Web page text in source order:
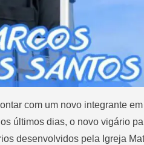
com um novo integrante
últimos dias, o novo vigário
desenvolvidos pela Igreja